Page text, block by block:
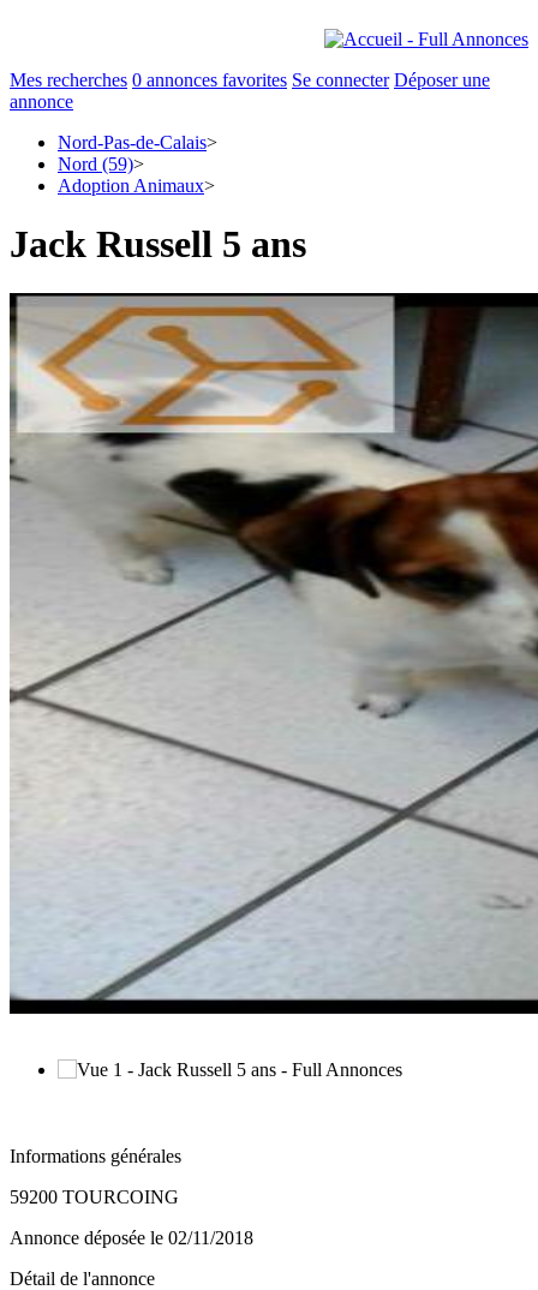
Mes recherches 0 annonces favorites Se connecter Déposer une
annonce
Nord-Pas-de-Calais>
Nord (59)>
Adoption Animaux>
Jack Russell 5 ans
Informations générales
59200 TOURCOING
Annonce déposée le 02/11/2018
Détail de l'annonce